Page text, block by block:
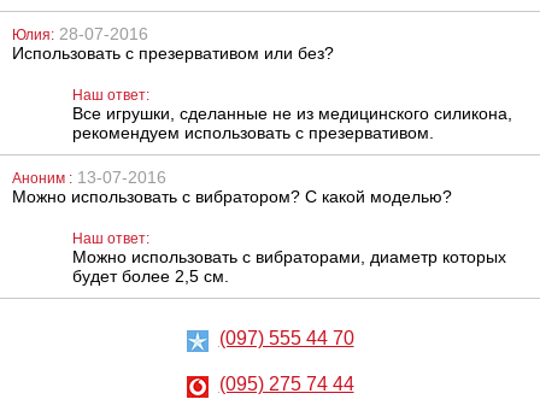
Анальный
лубрикант на
200 мл
486 грн
Виброкольцо со
стимулятором
Love Dolphin
469 грн
Юлия: 28-07-2016
Использовать с презервативом или без?
Наш ответ:
Все игрушки, сделанные не из медицинского силикона,
рекомендуем использовать с презервативом.
Аноним : 13-07-2016
Можно использовать с вибратором? С какой моделью?
Наш ответ:
Можно использовать с вибраторами, диаметр которых
будет более 2,5 см.
(097) 555 44 70
(095) 275 74 44